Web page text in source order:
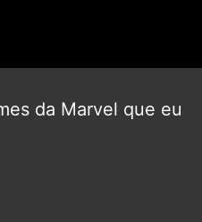
da Marvel que eu